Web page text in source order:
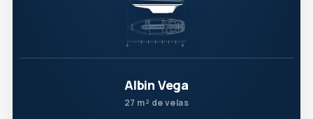
Albin Vega
27 m² de velas